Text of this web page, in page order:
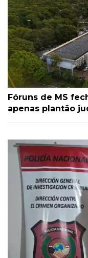
Fóruns de MS
apenas plantão